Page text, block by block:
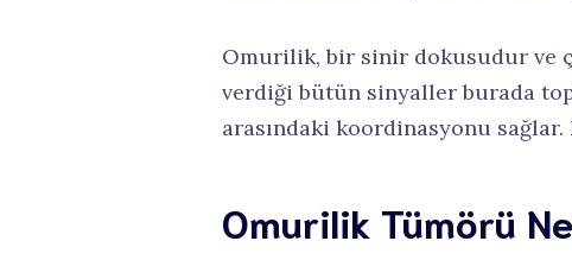
Omurilik, bir sinir dokusudur ve
verdiği bütün sinyaller burada
arasındaki koordinasyonu
Omurilik Tümörü